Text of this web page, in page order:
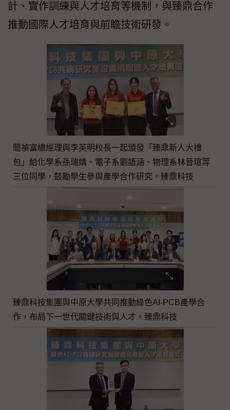
計、實作訓練與人才培育等機制，與臻鼎合作
推動國際人才培育與前瞻技術研發。
簡禎富總經理與李英明校長一起頒發「臻鼎新人大禮
包」給化學系孫瑞婧、電子系劉語涵、物理系林晉瑄等
三位同學，鼓勵學生參與產學合作研究。臻鼎科技
臻鼎科技集團與中原大學共同推動綠色AI-PCB產學合
作，布局下一世代關鍵技術與人才。臻鼎科技